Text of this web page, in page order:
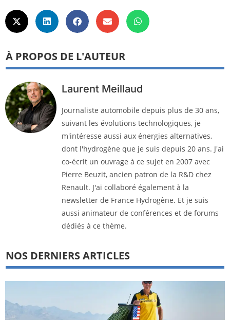
À PROPOS DE L'AUTEUR
Laurent Meillaud
Journaliste automobile depuis plus de 30 ans,
suivant les évolutions technologiques, je
m'intéresse aussi aux énergies alternatives,
dont l'hydrogène que je suis depuis 20 ans. J'ai
co-écrit un ouvrage à ce sujet en 2007 avec
Pierre Beuzit, ancien patron de la R&D chez
Renault. J'ai collaboré également à la
newsletter de France Hydrogène. Et je suis
aussi animateur de conférences et de forums
dédiés à ce thème.
NOS DERNIERS ARTICLES